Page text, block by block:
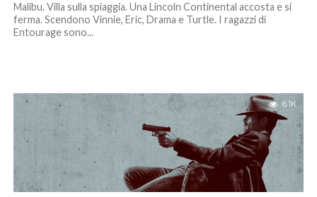
Malibu. Villa sulla spiaggia. Una Lincoln Continental accosta e si
ferma. Scendono Vinnie, Eric, Drama e Turtle. I ragazzi di
Entourage sono...
6.1K